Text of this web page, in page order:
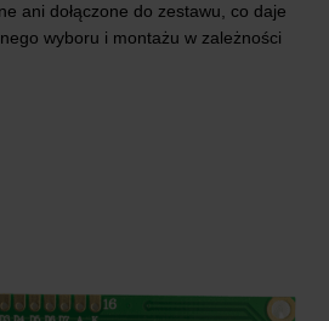
ani dołączone do zestawu, co daje
wyboru i montażu w zależności